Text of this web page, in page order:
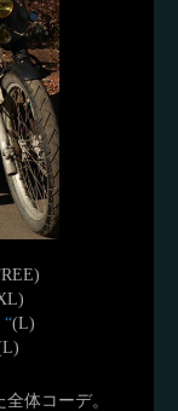
“(L)
体コーデ。